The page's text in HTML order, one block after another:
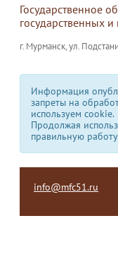
Государственное
государственных
г. Мурманск, ул.
Информация
запреты на
используем сookie.
Продолжая
правильную
info@mfc51.ru